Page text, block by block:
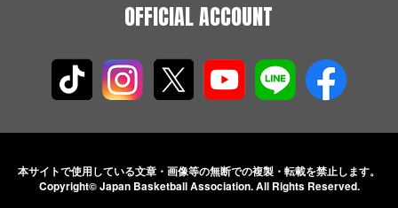
OFFICIAL ACCOUNT
本サイトで使用している文章・画像等の無断での複製・転載を禁止します。
Copyright© Japan Basketball Association.All Rights Reserved.